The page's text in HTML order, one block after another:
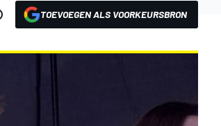
TOEVOEGEN ALS VOORKEURSBRON